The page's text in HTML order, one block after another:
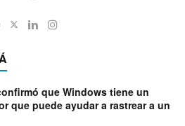
que Windows tiene un
que puede ayudar a rastrear a un